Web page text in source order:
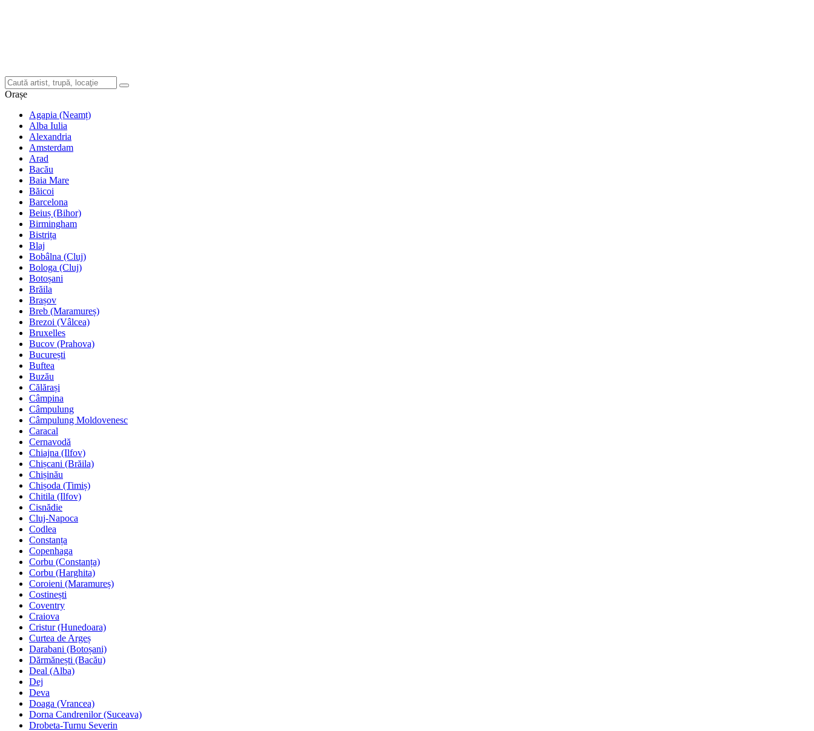
Orașe
Agapia (Neamț)
Alba Iulia
Alexandria
Amsterdam
Arad
Bacău
Baia Mare
Băicoi
Barcelona
Beiuș (Bihor)
Birmingham
Bistrița
Blaj
Bobâlna (Cluj)
Bologa (Cluj)
Botoșani
Brăila
Brașov
Breb (Maramureș)
Brezoi (Vâlcea)
Bruxelles
Bucov (Prahova)
București
Buftea
Buzău
Călărași
Câmpina
Câmpulung
Câmpulung Moldovenesc
Caracal
Cernavodă
Chiajna (Ilfov)
Chișcani (Brăila)
Chișinău
Chișoda (Timiș)
Chitila (Ilfov)
Cisnădie
Cluj-Napoca
Codlea
Constanța
Copenhaga
Corbu (Constanța)
Corbu (Harghita)
Coroieni (Maramureș)
Costinești
Coventry
Craiova
Cristur (Hunedoara)
Curtea de Argeș
Darabani (Botoșani)
Dărmănești (Bacău)
Deal (Alba)
Dej
Deva
Doaga (Vrancea)
Dorna Candrenilor (Suceava)
Drobeta-Turnu Severin